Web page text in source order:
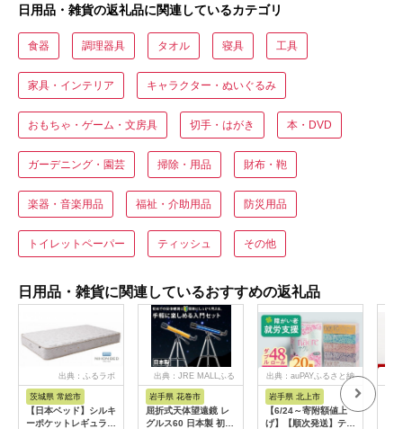
日用品・雑貨の返礼品に関連しているカテゴリ
食器 調理器具 タオル 寝具 工具
家具・インテリア キャラクター・ぬいぐるみ
おもちゃ・ゲーム・文房具 切手・はがき 本・DVD
ガーデニング・園芸 掃除・用品 財布・鞄
楽器・音楽用品 福祉・介助用品 防災用品
トイレットペーパー ティッシュ その他
日用品・雑貨に関連しているおすすめの返礼品
出典：ふるラボ
茨城県 常総市
【日本ベッド】シルキ
ーポケットレギュラー
出典：JRE MALLふる
さと納税
岩手県 花巻市
屈折式天体望遠鏡 レ
グルス60 日本製 初心
出典：auPAYふるさと納
岩手県 北上市
【6/24～寄附額値上
げ】【順次発送】ティ